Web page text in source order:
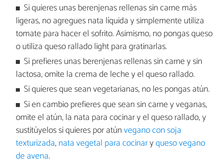
Si quieres unas berenjenas rellenas sin carne más
ligeras, no agregues nata líquida y simplemente utiliza
tomate para hacer el sofrito. Asimismo, no pongas queso
o utiliza queso rallado light para gratinarlas.
Si prefieres unas berenjenas rellenas sin carne y sin
lactosa, omite la crema de leche y el queso rallado.
Si quieres que sean vegetarianas, no les pongas atún.
Si en cambio prefieres que sean sin carne y veganas,
omite el atún, la nata para cocinar y el queso rallado, y
sustitúyelos si quieres por atúnvegano con soja
texturizada,nata vegetal para cocinaryqueso vegano
de avena.